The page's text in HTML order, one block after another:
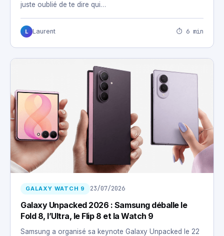
juste oublié de te dire qui…
L Laurent ⏱ 6 min
GALAXY WATCH 9 23/07/2026
Galaxy Unpacked 2026 : Samsung déballe le
Fold 8, l’Ultra, le Flip 8 et la Watch 9
Samsung a organisé sa keynote Galaxy Unpacked le 22